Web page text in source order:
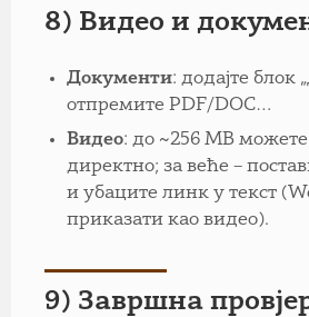
8) Видео и
Документи: додајте блок
отпремите PDF/DOC…
Видео: до ~256 MB
директно; за веће –
и убаците линк у текст
приказати као видео).
9) Завршна